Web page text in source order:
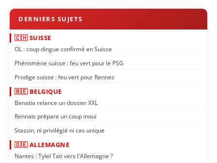
🇨🇭 SUISSE
OL : coup dingue confirmé en Suisse
Phénomène suisse : feu vert pour le PSG
Prodige suisse : feu vert pour Rennes
🇧🇪 BELGIQUE
Benatia relance un dossier XXL
Rennais prépare un coup inouï
Stassin, ni privilégié ni cas unique
🇩🇪 ALLEMAGNE
Nantes : Tylel Tati vers l'Allemagne ?